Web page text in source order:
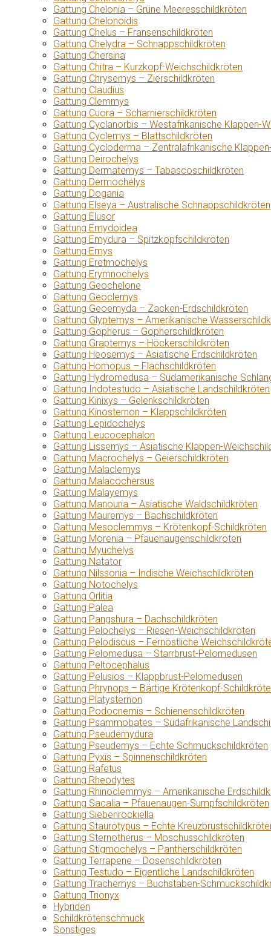
Gattung Chelonia – Grüne Meeresschildkröten
Gattung Chelonoidis
Gattung Chelus – Fransenschildkröten
Gattung Chelydra – Schnappschildkröten
Gattung Chersina
Gattung Chitra – Kurzkopf-Weichschildkröten
Gattung Chrysemys – Zierschildkröten
Gattung Claudius
Gattung Clemmys
Gattung Cuora – Scharnierschildkröten
Gattung Cyclanorbis – Westafrikanische Klappen-
Gattung Cyclemys – Blattschildkröten
Gattung Cycloderma – Zentralafrikanische
Gattung Deirochelys
Gattung Dermatemys – Tabascoschildkröten
Gattung Dermochelys
Gattung Dogania
Gattung Elseya – Australische Schnappschildkröten
Gattung Elusor
Gattung Emydoidea
Gattung Emydura – Spitzkopfschildkröten
Gattung Emys
Gattung Eretmochelys
Gattung Erymnochelys
Gattung Geochelone
Gattung Geoclemys
Gattung Geoemyda – Zacken-Erdschildkröten
Gattung Glyptemys – Amerikanische
Gattung Gopherus – Gopherschildkröten
Gattung Graptemys – Höckerschildkröten
Gattung Heosemys – Asiatische Erdschildkröten
Gattung Homopus – Flachschildkröten
Gattung Hydromedusa – Südamerikanische
Gattung Indotestudo – Asiatische Landschildkröten
Gattung Kinixys – Gelenkschildkröten
Gattung Kinosternon – Klappschildkröten
Gattung Lepidochelys
Gattung Leucocephalon
Gattung Lissemys – Asiatische Klappen-
Gattung Macrochelys – Geierschildkröten
Gattung Malaclemys
Gattung Malacochersus
Gattung Malayemys
Gattung Manouria – Asiatische Waldschildkröten
Gattung Mauremys – Bachschildkröten
Gattung Mesoclemmys – Krötenkopf-Schildkröten
Gattung Morenia – Pfauenaugenschildkröten
Gattung Myuchelys
Gattung Natator
Gattung Nilssonia – Indische Weichschildkröten
Gattung Notochelys
Gattung Orlitia
Gattung Palea
Gattung Pangshura – Dachschildkröten
Gattung Pelochelys – Riesen-Weichschildkröten
Gattung Pelodiscus – Fernöstliche
Gattung Pelomedusa – Starrbrust-Pelomedusen
Gattung Peltocephalus
Gattung Pelusios – Klappbrust-Pelomedusen
Gattung Phrynops – Bärtige Krötenkopf-
Gattung Platysternon
Gattung Podocnemis – Schienenschildkröten
Gattung Psammobates – Südafrikanische
Gattung Pseudemydura
Gattung Pseudemys – Echte Schmuckschildkröten
Gattung Pyxis – Spinnenschildkröten
Gattung Rafetus
Gattung Rheodytes
Gattung Rhinoclemmys – Amerikanische
Gattung Sacalia – Pfauenaugen-Sumpfschildkröten
Gattung Siebenrockiella
Gattung Staurotypus – Echte
Gattung Sternotherus – Moschusschildkröten
Gattung Stigmochelys – Pantherschildkröten
Gattung Terrapene – Dosenschildkröten
Gattung Testudo – Eigentliche Landschildkröten
Gattung Trachemys – Buchstaben-
Gattung Trionyx
Hybriden
Schildkrötenschmuck
Sonstiges